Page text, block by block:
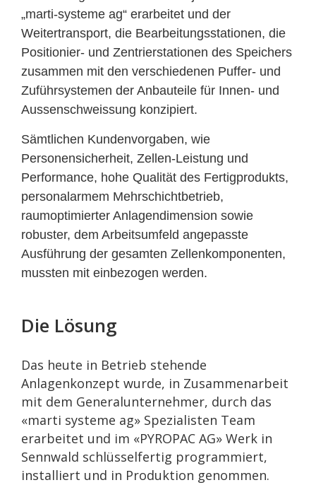
„marti-systeme ag“ erarbeitet und der
Weitertransport, die Bearbeitungsstationen, die
Positionier- und Zentrierstationen des Speichers
zusammen mit den verschiedenen Puffer- und
Zuführsystemen der Anbauteile für Innen- und
Aussenschweissung konzipiert.
Sämtlichen Kundenvorgaben, wie
Personensicherheit, Zellen-Leistung und
Performance, hohe Qualität des Fertigprodukts,
personalarmem Mehrschichtbetrieb,
raumoptimierter Anlagendimension sowie
robuster, dem Arbeitsumfeld angepasste
Ausführung der gesamten Zellenkomponenten,
mussten mit einbezogen werden.
Die Lösung
Das heute in Betrieb stehende
Anlagenkonzept wurde, in Zusammenarbeit
mit dem Generalunternehmer, durch das
«marti systeme ag» Spezialisten Team
erarbeitet und im «PYROPAC AG» Werk in
Sennwald schlüsselfertig programmiert,
installiert und in Produktion genommen.